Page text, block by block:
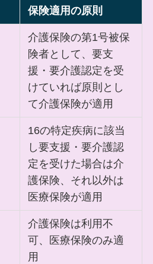
保険適用の原則
介護保険の第1号被保
険者として、要支
援・要介護認定を受
けていれば原則とし
て介護保険が適用
16の特定疾病に該当
し要支援・要介護認
定を受けた場合は介
護保険、それ以外は
医療保険が適用
介護保険は利用不
可、医療保険のみ適
用